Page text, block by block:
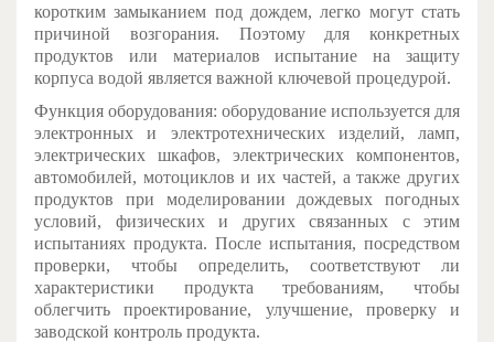
коротким замыканием под дождем, легко могут стать
причиной возгорания. Поэтому для конкретных
продуктов или материалов испытание на защиту
корпуса водой является важной ключевой процедурой.
Функция оборудования: оборудование используется для
электронных и электротехнических изделий, ламп,
электрических шкафов, электрических компонентов,
автомобилей, мотоциклов и их частей, а также других
продуктов при моделировании дождевых погодных
условий, физических и других связанных с этим
испытаниях продукта. После испытания, посредством
проверки, чтобы определить, соответствуют ли
характеристики продукта требованиям, чтобы
облегчить проектирование, улучшение, проверку и
заводской контроль продукта.